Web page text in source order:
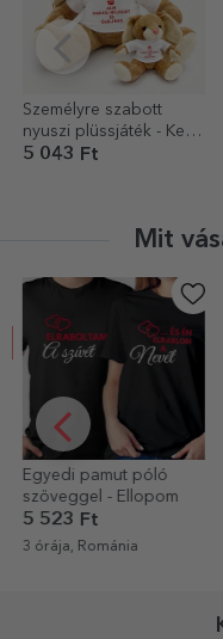
Személyre szabott
nyuszi plüssjáték - Keep
Calm
5 043 Ft
Mit
Személyre szabott
üdvözlőkártya fotóval
és szöveggel -
Elegance
880 Ft
3 órája, Románia